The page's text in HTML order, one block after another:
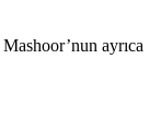
ayrıca